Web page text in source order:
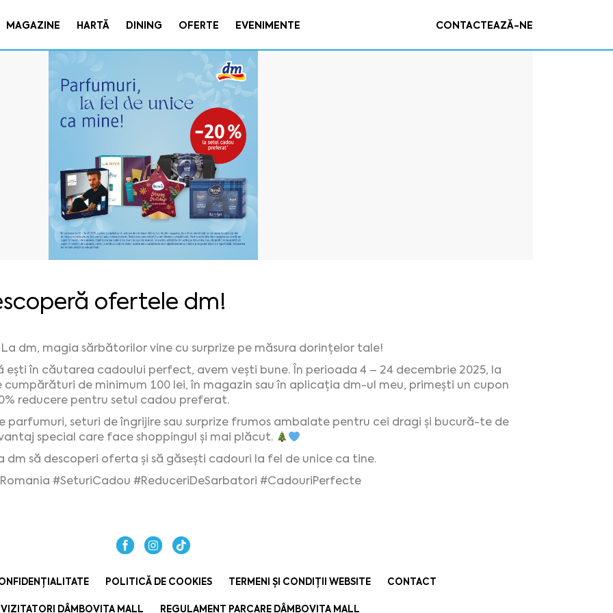
MAGAZINE HARTĂ DINING OFERTE EVENIMENTE CONTACTEAZĂ-NE
ofertele dm!
dm, magia sărbătorilor vine cu surprize pe măsura dorințelor tale!
ești în căutarea cadoului perfect, avem vești bune. În perioada 4 – 24 decembrie 2025, la
cumpărături de minimum 100 lei, în magazin sau în aplicația dm-ul meu, primești un cupon
reducere pentru setul cadou preferat.
parfumuri, seturi de îngrijire sau surprize frumos ambalate pentru cei dragi și bucură-te de
special care face shoppingul și mai plăcut.
dm să descoperi oferta și să găsești cadouri la fel de unice ca tine.
#SeturiCadou #ReduceriDeSarbatori #CadouriPerfecte
POLITICĂ DE COOKIES TERMENI ȘI CONDIȚII WEBSITE CONTACT
DÂMBOVIȚA MALL REGULAMENT PARCARE DÂMBOVIȚA MALL